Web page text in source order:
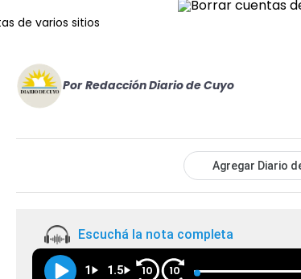
de varios sitios
Por Redacción Diario de Cuyo
Agregar Diario
Escuchá la nota completa
1 1.5 10 10